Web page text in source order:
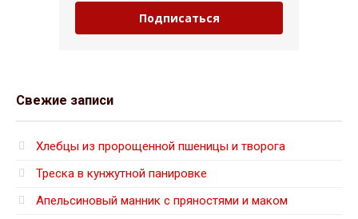
Подписаться
Свежие записи
Хлебцы из пророщенной пшеницы и творога
Треска в кунжутной панировке
Апельсиновый манник с пряностями и маком